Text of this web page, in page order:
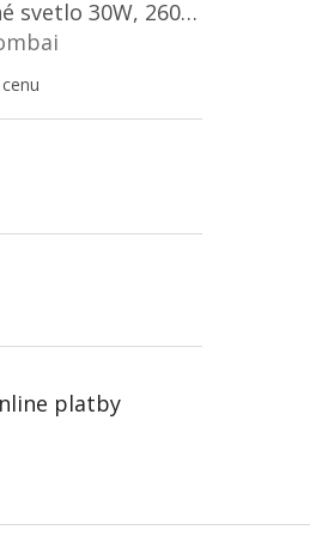
LED pracovné svetlo 30W, 2600LM, 12V/24V, IP67/2-PACK! [LB0087]
je 5 z 5 hviezdičiek.
platby